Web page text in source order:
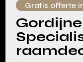
Gratis offerte